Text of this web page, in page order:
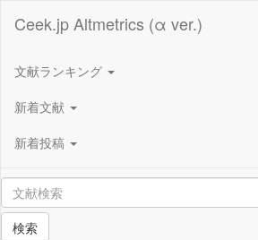
Ceek.jp Altmetrics (α ver.)
文献ランキング
新着文献
新着投稿
検索